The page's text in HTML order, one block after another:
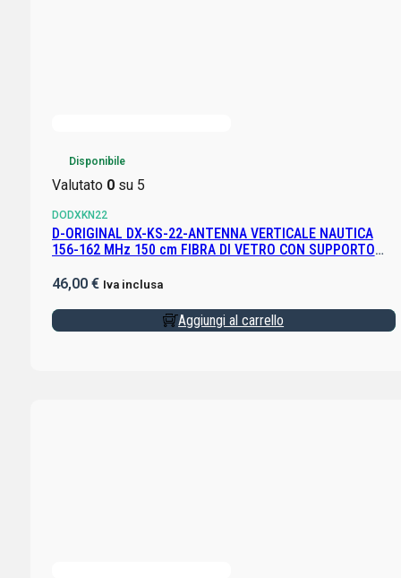
Disponibile
Valutato 0su 5
DODXKN22
D-ORIGINAL DX-KS-22-ANTENNA VERTICALE NAUTICA
156-162 MHz 150 cm FIBRA DI VETRO CON SUPPORTO
46,00 € Iva inclusa
Aggiungi al carrello